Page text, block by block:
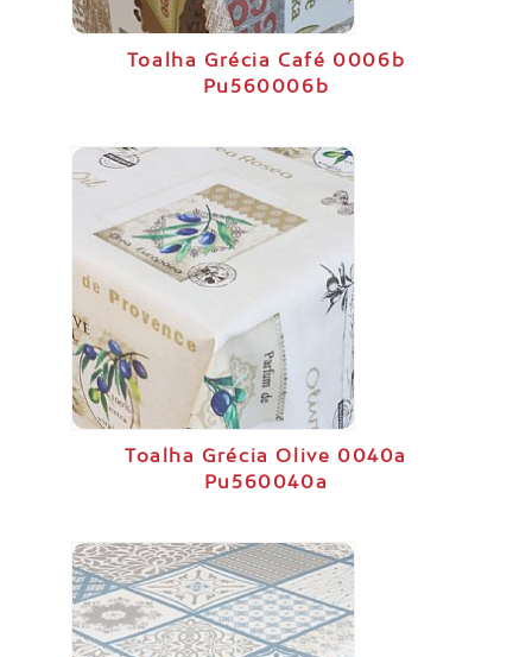
Toalha Grécia Café 0006b
Pu560006b
Toalha Grécia Olive 0040a
Pu560040a